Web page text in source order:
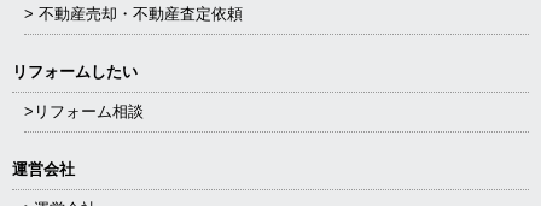
> 不動産売却・不動産査定依頼
リフォームしたい
>リフォーム相談
運営会社